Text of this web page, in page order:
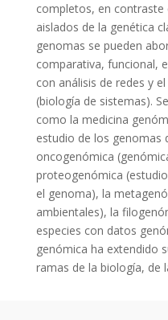
completos, en contraste
aislados de la genética
genomas se pueden
comparativa, funcional,
con análisis de redes y
(biología de sistemas).
como la medicina
estudio de los genomas
oncogenómica
proteogenómica
el genoma), la
ambientales), la
especies con datos
genómica ha extendido
ramas de la biología, de